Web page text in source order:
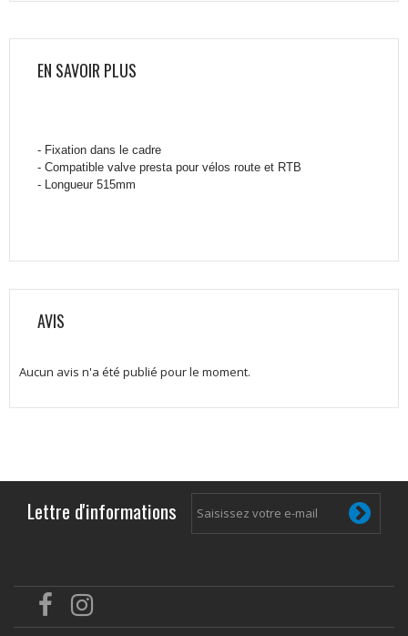
EN SAVOIR PLUS
- Fixation dans le cadre
- Compatible valve presta pour vélos route et RTB
- Longueur 515mm
AVIS
Aucun avis n'a été publié pour le moment.
Lettre d'informations